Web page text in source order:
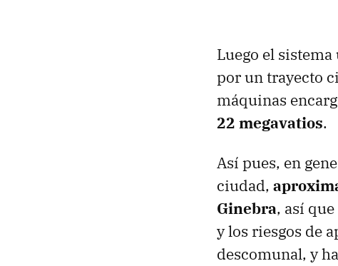
Luego el
por un trayecto
máquinas
22 megavatios.
Así pues, en
ciudad,
Ginebra, así
y los riesgos de
descomunal, y